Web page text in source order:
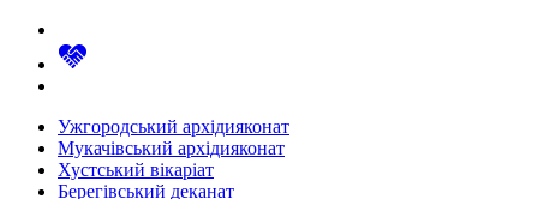
Ужгородський архідияконат
Мукачівський архідияконат
Хустський вікаріат
Берегівський деканат